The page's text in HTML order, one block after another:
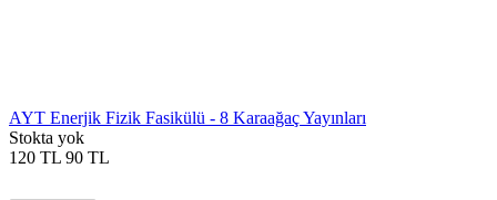
AYT Enerjik Fizik Fasikülü - 8 Karaağaç Yayınları
Stokta yok
120 TL 90 TL